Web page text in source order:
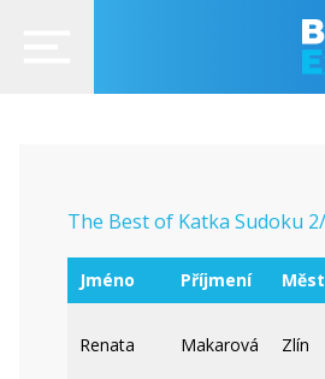
The Best of Katka Sudoku
Jméno Příjmení
Renata Makarová Zlín